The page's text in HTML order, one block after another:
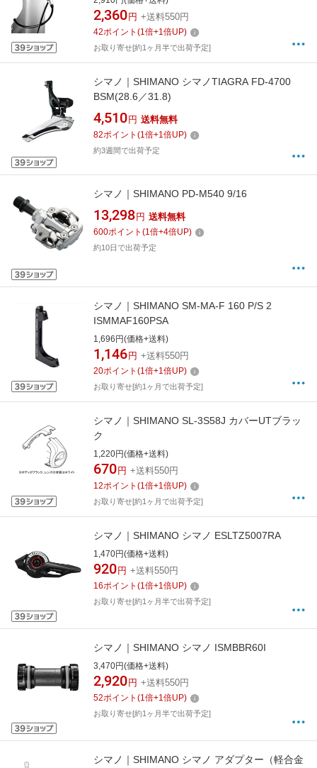
2,360 円 +送料550円
42ポイント (1倍+1倍UP)
お取り寄せ[約1ヶ月半で出荷予定]
シマノ｜SHIMANO シマノTIAGRA FD-4700
BSM(28.6／31.8)
4,510 円 送料無料
82ポイント (1倍+1倍UP)
約3週間で出荷予定
シマノ｜SHIMANO PD-M540 9/16
13,298 円 送料無料
600ポイント (1倍+4倍UP)
約10日で出荷予定
シマノ｜SHIMANO SM-MA-F 160 P/S 2
ISMMAF160PSA
1,696円(価格+送料)
1,146 円 +送料550円
20ポイント (1倍+1倍UP)
お取り寄せ[約1ヶ月で出荷予定]
シマノ｜SHIMANO SL-3S58J カバーUTブラッ
ク
1,220円(価格+送料)
670 円 +送料550円
12ポイント (1倍+1倍UP)
お取り寄せ[約1ヶ月で出荷予定]
シマノ｜SHIMANO シマノ ESLTZ5007RA
1,470円(価格+送料)
920 円 +送料550円
16ポイント (1倍+1倍UP)
お取り寄せ[約1ヶ月半で出荷予定]
シマノ｜SHIMANO シマノ ISMBBR60I
3,470円(価格+送料)
2,920 円 +送料550円
52ポイント (1倍+1倍UP)
お取り寄せ[約1ヶ月半で出荷予定]
シマノ｜SHIMANO シマノ アダプター（軽合金